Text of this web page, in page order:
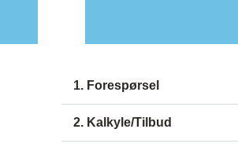
1. Forespørsel
2. Kalkyle/Tilbud